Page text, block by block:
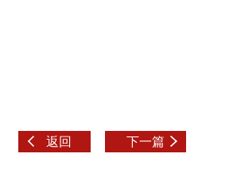
返回 下一篇